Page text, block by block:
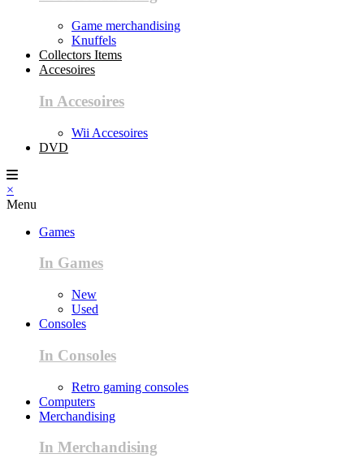
Game merchandising
Knuffels
Collectors Items
Accesoires
In Accesoires
Wii Accesoires
DVD
×
Menu
Games
In Games
New
Used
Consoles
In Consoles
Retro gaming consoles
Computers
Merchandising
In Merchandising